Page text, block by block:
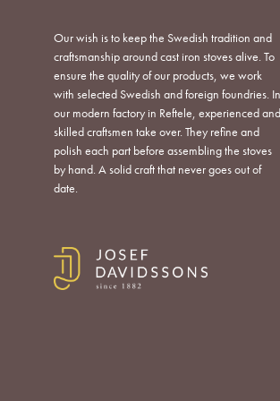
Our wish is to keep the Swedish tradition and
craftsmanship around cast iron stoves alive. To
ensure the quality of our products, we work
with selected Swedish and foreign foundries. In
our modern factory in Reftele, experienced and
skilled craftsmen take over. They refine and
polish each part before assembling the stoves
by hand. A solid craft that never goes out of
date.